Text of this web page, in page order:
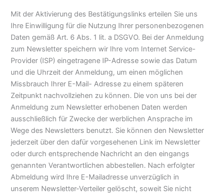
Mit der Aktivierung des Bestätigungslinks erteilen Sie uns
Ihre Einwilligung für die Nutzung Ihrer personenbezogenen
Daten gemäß Art. 6 Abs. 1 lit. a DSGVO. Bei der Anmeldung
zum Newsletter speichern wir Ihre vom Internet Service-
Provider (ISP) eingetragene IP-Adresse sowie das Datum
und die Uhrzeit der Anmeldung, um einen möglichen
Missbrauch Ihrer E-Mail- Adresse zu einem späteren
Zeitpunkt nachvollziehen zu können. Die von uns bei der
Anmeldung zum Newsletter erhobenen Daten werden
ausschließlich für Zwecke der werblichen Ansprache im
Wege des Newsletters benutzt. Sie können den Newsletter
jederzeit über den dafür vorgesehenen Link im Newsletter
oder durch entsprechende Nachricht an den eingangs
genannten Verantwortlichen abbestellen. Nach erfolgter
Abmeldung wird Ihre E-Mailadresse unverzüglich in
unserem Newsletter-Verteiler gelöscht, soweit Sie nicht